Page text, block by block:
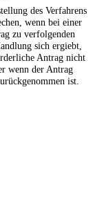
des Verfahrens
wenn bei einer
zu verfolgenden
sich ergiebt,
Antrag nicht
wenn der Antrag
ist.